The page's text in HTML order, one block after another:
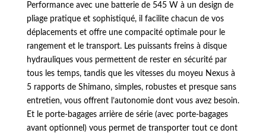
Performance avec une batterie de 545 W à un design de
pliage pratique et sophistiqué, il facilite chacun de vos
déplacements et offre une compacité optimale pour le
rangement et le transport. Les puissants freins à disque
hydrauliques vous permettent de rester en sécurité par
tous les temps, tandis que les vitesses du moyeu Nexus à
5 rapports de Shimano, simples, robustes et presque sans
entretien, vous offrent l’autonomie dont vous avez besoin.
Et le porte-bagages arrière de série (avec porte-bagages
avant optionnel) vous permet de transporter tout ce dont